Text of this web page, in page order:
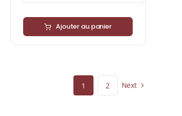
Ajouter au panier
1 2 Next